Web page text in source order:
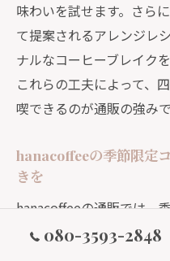
味わいを試せます。さら
て提案されるアレンジレ
ナルなコーヒーブレイク
これらの工夫によって、
喫できるのが通販の強みで
hanacoffeeの季節限定
きを
hanacoffeeの通販では、
特別なコーヒーを提供し
がほのかに漂うブレンド
080-3593-2848